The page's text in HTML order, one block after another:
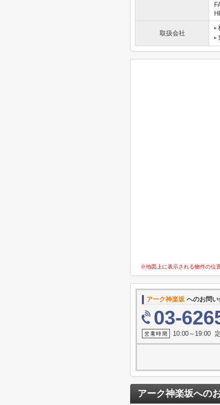
取扱会社
※地図上に表示される物件の位
アーク神楽坂 へのお問
03-
10:00～19:00
アーク神楽坂への